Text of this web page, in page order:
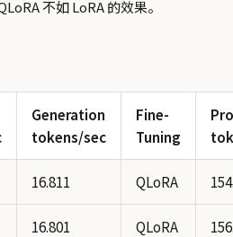
不如 LoRA 的效果。
Generation
tokens/sec
Fine-
Tuning
16.811 QLoRA
16.801 QLoRA